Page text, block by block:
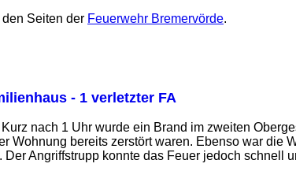
Seiten der Feuerwehr Bremervörde.
- 1 verletzter FA
nach 1 Uhr wurde ein Brand im zweiten
Wohnung bereits zerstört waren. Ebenso war die
Angriffstrupp konnte das Feuer jedoch schnell